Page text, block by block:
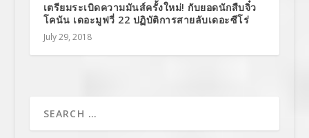
เตรียมระเบิดความมันส์ครั้งใหม่! กับยอดนักสืบจิ๋ว
โคนัน เดอะมูฟวี่ 22 ปฏิบัติการสายลับเดอะซีโร่
July 29, 2018